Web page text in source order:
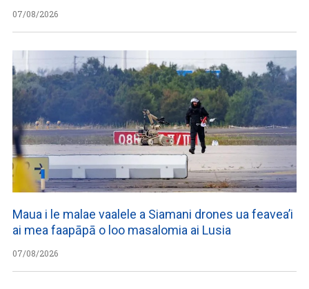
07/08/2026
Maua i le malae vaalele a Siamani drones ua feavea’i
ai mea faapāpā o loo masalomia ai Lusia
07/08/2026